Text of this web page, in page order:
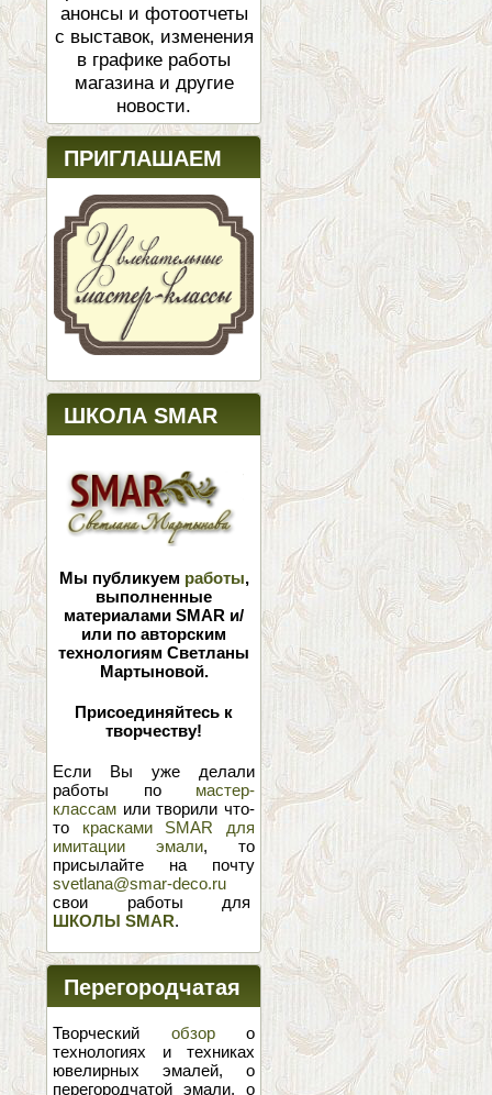
анонсы и фотоотчеты
с выставок, изменения
в графике работы
магазина и другие
новости.
ПРИГЛАШАЕМ
ШКОЛА SMAR
Мы публикуем работы,
выполненные
материалами SMAR и/
или по авторским
технологиям Светланы
Мартыновой.
Присоединяйтесь к
творчеству!
Если Вы уже делали
работы по мастер-
классам или творили что-
то красками SMAR для
имитации эмали, то
присылайте на почту
svetlana@smar-deco.ru
свои работы для
ШКОЛЫ SMAR.
Перегородчатая
эмаль
Творческий обзоро
технологиях и техниках
ювелирных эмалей, о
перегородчатой эмали, о